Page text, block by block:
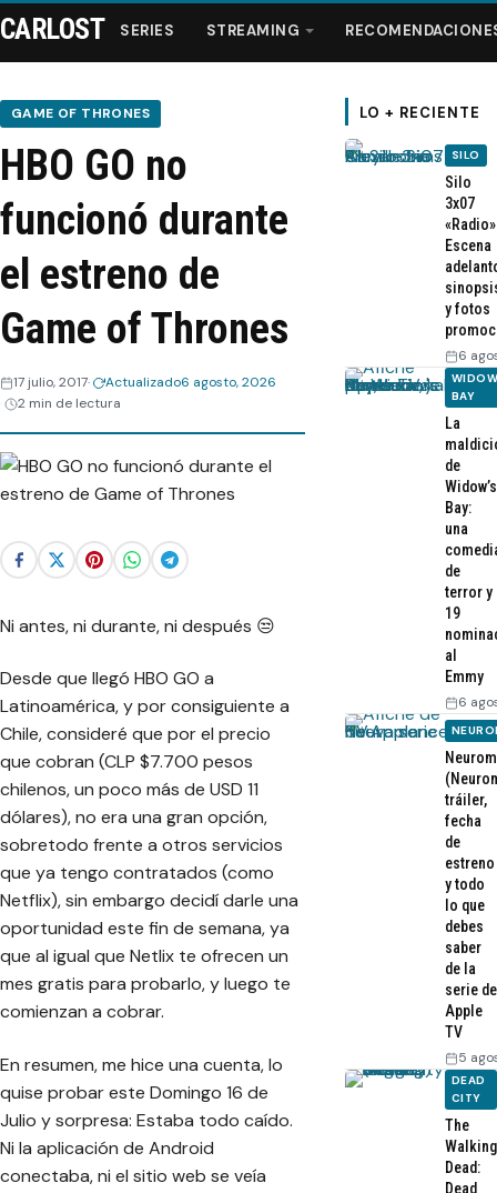
Series
Streaming
Recomendaciones
Webisodios
CARLOST SERIES STREAMING
GAME OF THRONES
HBO GO no
funcionó durante
el estreno de
Game of Thrones
17 julio, 2017 Actualizado6 agosto, 2026
2 min de lectura
Ni antes, ni durante, ni después 😒
Desde que llegó HBO GO a
Latinoamérica, y por consiguiente a
Chile, consideré que por el precio
que cobran (CLP $7.700 pesos
chilenos, un poco más de USD 11
dólares), no era una gran opción,
sobretodo frente a otros servicios
que ya tengo contratados (como
Netflix), sin embargo decidí darle una
oportunidad este fin de semana, ya
que al igual que Netlix te ofrecen un
mes gratis para probarlo, y luego te
comienzan a cobrar.
En resumen, me hice una cuenta, lo
quise probar este Domingo 16 de
Julio y sorpresa: Estaba todo caído.
Ni la aplicación de Android
conectaba, ni el sitio web se veía
LO + RECIENTE
SILO
Silo
3x07
Escena
y fotos
6
BAY
La
de
Widow’s
Bay:
una
de
terror y
19
al
Emmy
6
tráiler,
fecha
de
estreno
y todo
lo que
debes
saber
de la
serie de
Apple
TV
5
DEAD
CITY
The
Walking
Dead:
Dead